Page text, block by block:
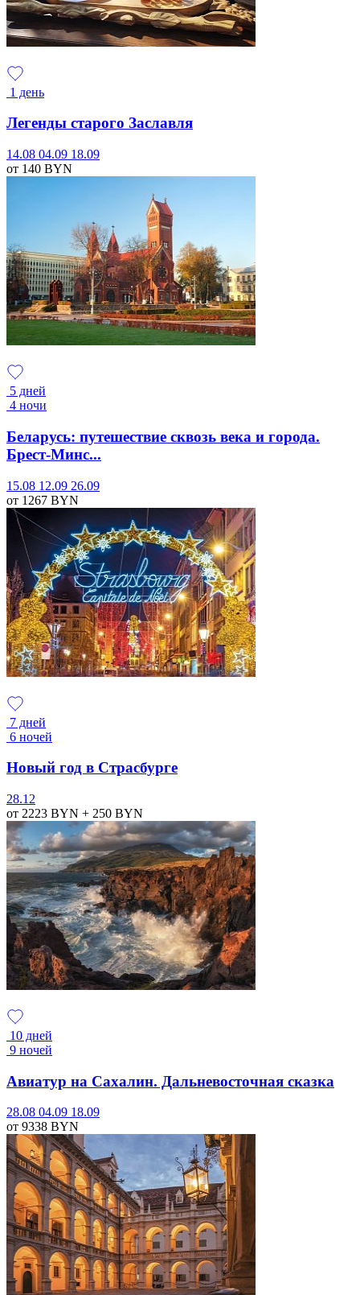
1 день
Легенды старого Заславля
14.08 04.09 18.09
от 140 BYN
5 дней
4 ночи
Беларусь: путешествие сквозь века и города.
Брест-Минс...
15.08 12.09 26.09
от 1267 BYN
7 дней
6 ночей
Новый год в Страсбурге
28.12
от 2223 BYN + 250 BYN
10 дней
9 ночей
Авиатур на Сахалин. Дальневосточная сказка
28.08 04.09 18.09
от 9338 BYN